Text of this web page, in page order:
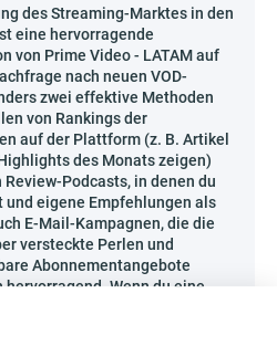
des Streaming-Marktes in den
eine hervorragende
von Prime Video - LATAM auf
nach neuen VOD-
zwei effektive Methoden
von Rankings der
auf der Plattform (z. B. Artikel
des Monats zeigen)
Podcasts, in denen du
eigene Empfehlungen als
E-Mail-Kampagnen, die die
versteckte Perlen und
Abonnementangebote
Wenn du eine
Publikum und die Chance auf